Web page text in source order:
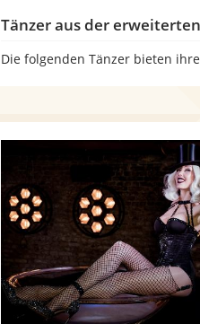
Tänzer aus der
Die folgenden Tänzer bieten